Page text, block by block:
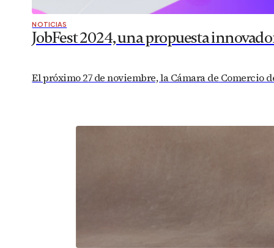
NOTICIAS
JobFest 2024, una propuesta
El próximo 27 de noviembre, la Cámara de Comercio